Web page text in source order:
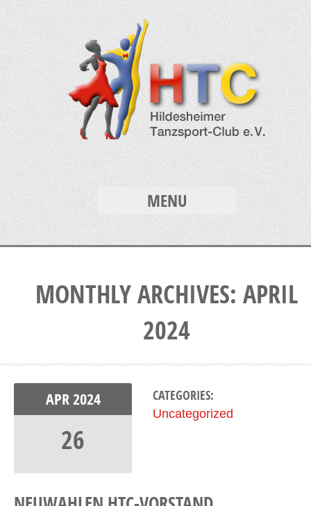
MENU
MONTHLY ARCHIVES: APRIL
2024
APR2024
26
CATEGORIES:
Uncategorized